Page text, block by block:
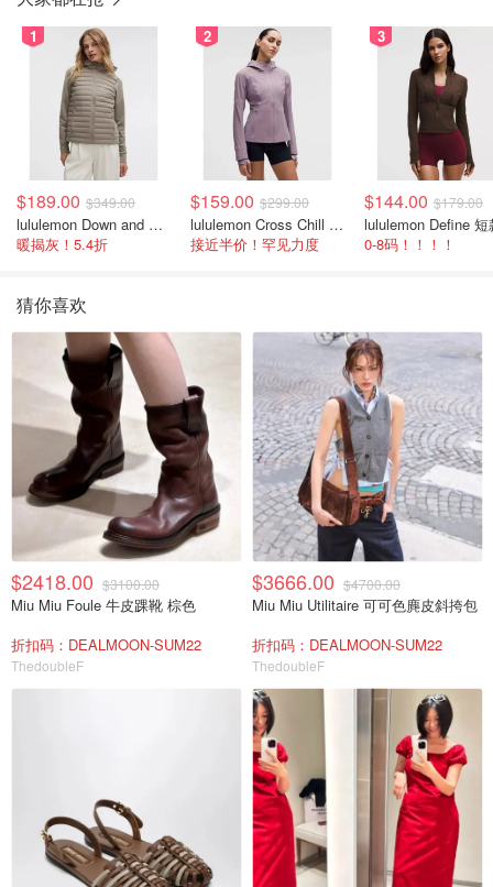
1
$189.00 $349.00
lululemon Down and Around 羽绒夹克
暖揭灰！5.4折
2
$159.00 $299.00
lululemon Cross Chill 女士运动外套
接近半价！罕见力度
3
$144.00 $179.00
0-8码！！！！
猜你喜欢
$2418.00 $3100.00
Miu Miu Foule 牛皮踝靴 棕色
折扣码：DEALMOON-SUM22
ThedoubleF
$3666.00 $4700.00
Miu Miu Utilitaire 可可色麂皮斜挎包
折扣码：DEALMOON-SUM22
ThedoubleF